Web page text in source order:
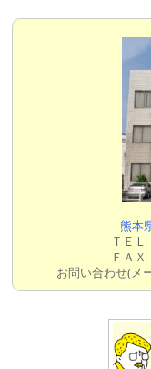
熊本
ＴＥＬ
ＦＡ
お問い合わせ(メ